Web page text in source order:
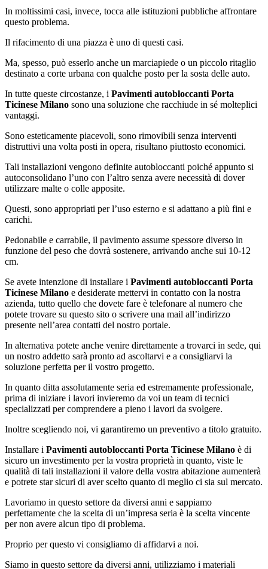
In moltissimi casi, invece, tocca alle istituzioni pubbliche affrontare
questo problema.
Il rifacimento di una piazza è uno di questi casi.
Ma, spesso, può esserlo anche un marciapiede o un piccolo ritaglio
destinato a corte urbana con qualche posto per la sosta delle auto.
In tutte queste circostanze, i Pavimenti autobloccanti Porta
Ticinese Milano sono una soluzione che racchiude in sé molteplici
vantaggi.
Sono esteticamente piacevoli, sono rimovibili senza interventi
distruttivi una volta posti in opera, risultano piuttosto economici.
Tali installazioni vengono definite autobloccanti poiché appunto si
autoconsolidano l’uno con l’altro senza avere necessità di dover
utilizzare malte o colle apposite.
Questi, sono appropriati per l’uso esterno e si adattano a più fini e
carichi.
Pedonabile e carrabile, il pavimento assume spessore diverso in
funzione del peso che dovrà sostenere, arrivando anche sui 10-12
cm.
Se avete intenzione di installare i Pavimenti autobloccanti Porta
Ticinese Milano e desiderate mettervi in contatto con la nostra
azienda, tutto quello che dovete fare è telefonare al numero che
potete trovare su questo sito o scrivere una mail all’indirizzo
presente nell’area contatti del nostro portale.
In alternativa potete anche venire direttamente a trovarci in sede, qui
un nostro addetto sarà pronto ad ascoltarvi e a consigliarvi la
soluzione perfetta per il vostro progetto.
In quanto ditta assolutamente seria ed estremamente professionale,
prima di iniziare i lavori invieremo da voi un team di tecnici
specializzati per comprendere a pieno i lavori da svolgere.
Inoltre scegliendo noi, vi garantiremo un preventivo a titolo gratuito.
Installare i Pavimenti autobloccanti Porta Ticinese Milano è di
sicuro un investimento per la vostra proprietà in quanto, viste le
qualità di tali installazioni il valore della vostra abitazione aumenterà
e potrete star sicuri di aver scelto quanto di meglio ci sia sul mercato.
Lavoriamo in questo settore da diversi anni e sappiamo
perfettamente che la scelta di un’impresa seria è la scelta vincente
per non avere alcun tipo di problema.
Proprio per questo vi consigliamo di affidarvi a noi.
Siamo in questo settore da diversi anni, utilizziamo i materiali